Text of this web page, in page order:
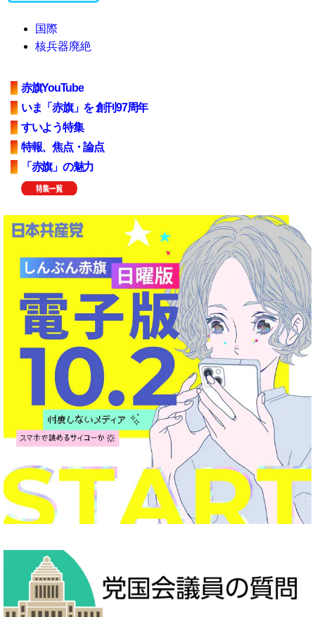
国際
核兵器廃絶
赤旗YouTube
いま「赤旗」を 創刊97周年
すいよう特集
特報、焦点・論点
「赤旗」の魅力